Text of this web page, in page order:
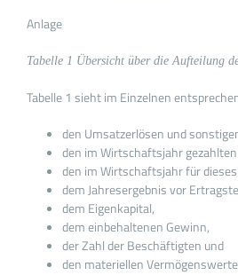
Anlage
Tabelle 1 Übersicht über die Aufteilung
Tabelle 1 sieht im Einzelnen
den Umsatzerlösen und
den im Wirtschaftsjahr
den im Wirtschaftsjahr für
dem Jahresergebnis vor
dem Eigenkapital,
dem einbehaltenen Gewinn,
der Zahl der Beschäftigten und
den materiellen